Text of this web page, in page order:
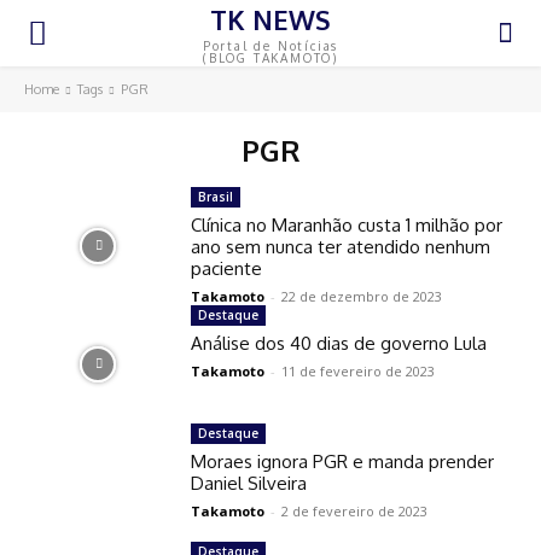
TK NEWS
Portal de Notícias
(BLOG TAKAMOTO)
Home Tags PGR
PGR
Brasil
Clínica no Maranhão custa 1 milhão por
ano sem nunca ter atendido nenhum
paciente
Takamoto - 22 de dezembro de 2023
Destaque
Análise dos 40 dias de governo Lula
Takamoto - 11 de fevereiro de 2023
Destaque
Moraes ignora PGR e manda prender
Daniel Silveira
Takamoto - 2 de fevereiro de 2023
Destaque